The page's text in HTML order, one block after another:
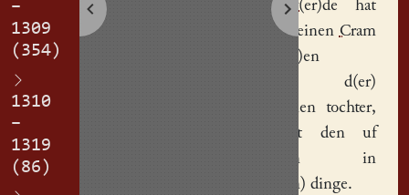
–
1309
(354)
1310
–
1319
(86)
Bishofsw(er)de hat
vorcoyft einenCram
kamm(er)en
, d(er)
Bucelinnentochter,
und hat den uf
genumen in
gehete(m) dinge.